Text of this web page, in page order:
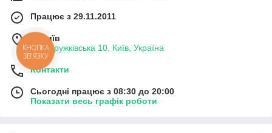
Працює з 29.11.2011
м. Київ
вул. Дружківська 10, Київ, Україна
Контакти
Сьогодні працює з 08:30 до 20:00
Показати весь графік роботи
КНОПКА
ЗВ'ЯЗКУ